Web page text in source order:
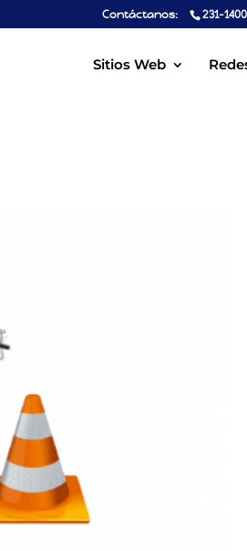
Contáctanos: 231-1400
Sitios Web